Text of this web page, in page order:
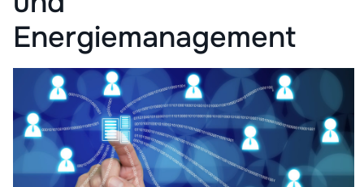
Energiemanagement